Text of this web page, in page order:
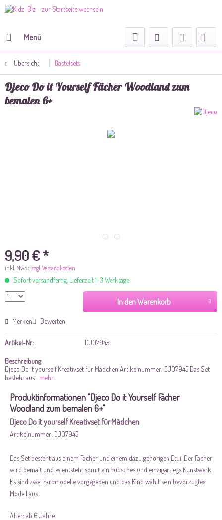
Menü
Übersicht Bastelsets
Djeco Do it Yourself Fächer Woodland zum
bemalen 6+
9,90 € *
inkl. MwSt.zzgl. Versandkosten
Sofort versandfertig, Lieferzeit 1-3 Werktage
In den Warenkorb
Merken Bewerten
Artikel-Nr.: DJ07945
Beschreibung
Djeco Do it yourself Kreativset für Mädchen Artikelnummer: DJ07945 Das Set
besteht aus... mehr
Produktinformationen "Djeco Do it Yourself Fächer
Woodland zum bemalen 6+"
Djeco Do it yourself Kreativset für Mädchen
Artikelnummer: DJ07945
Das Set besteht aus einem Fächer und einem dazu gehörigen Etui. Der Fächer
wird bemalt und es entsteht somit ein hübsches und einzigartiegs Kunstwerk.
Es sind zwei Farbmodelle vorgegeben und das Kind wählt sein bevorzugtes
Modell aus.
Alter: ab 6 Jahre